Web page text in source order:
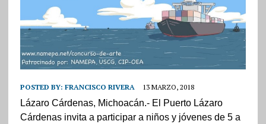
POSTED BY: FRANCISCO RIVERA 13 MARZO, 2018
Lázaro Cárdenas, Michoacán.- El Puerto Lázaro
Cárdenas invita a participar a niños y jóvenes de 5 a